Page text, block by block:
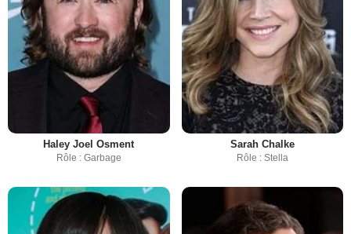
Haley Joel Osment
Rôle : Garbage
Sarah Chalke
Rôle : Stella